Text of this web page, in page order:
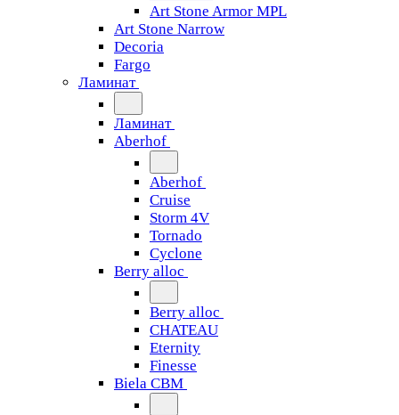
Art Stone Armor MPL
Art Stone Narrow
Decoria
Fargo
Ламинат
Ламинат
Aberhof
Aberhof
Cruise
Storm 4V
Tornado
Сyclone
Berry alloc
Berry alloc
CHATEAU
Eternity
Finesse
Biela CBM